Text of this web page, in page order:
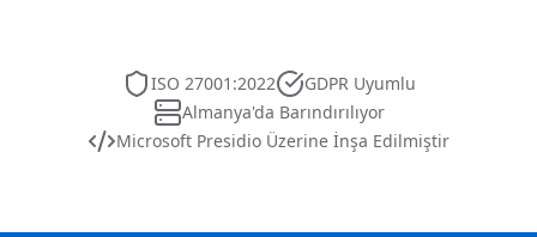
ISO 27001:2022
GDPR Uyumlu
Almanya'da Barındırılıyor
Microsoft Presidio Üzerine İnşa Edilmiştir